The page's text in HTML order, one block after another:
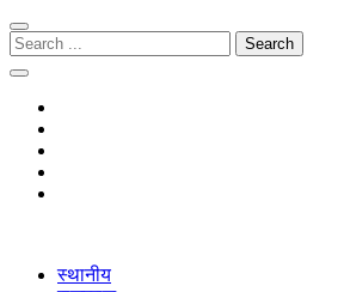
Skip
to
navigation
Skip
to
content
Search
for:
The Janmitra
The Janmitra
स्थानीय